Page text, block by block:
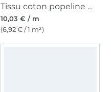
Tissu coton popeline mini Coeurs, sable
10,03 € / m
(6,92 € / 1 m²)